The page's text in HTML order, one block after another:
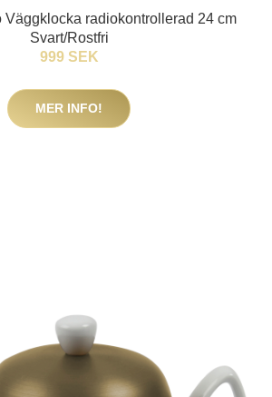
Väggklocka radiokontrollerad 24 cm
Svart/Rostfri
999 SEK
MER INFO!